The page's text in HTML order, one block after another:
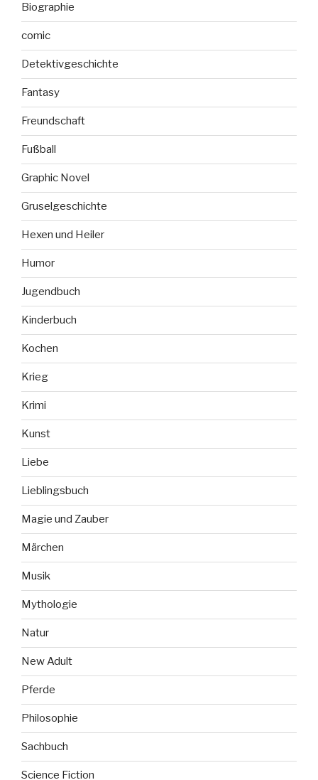
Biographie
comic
Detektivgeschichte
Fantasy
Freundschaft
Fußball
Graphic Novel
Gruselgeschichte
Hexen und Heiler
Humor
Jugendbuch
Kinderbuch
Kochen
Krieg
Krimi
Kunst
Liebe
Lieblingsbuch
Magie und Zauber
Märchen
Musik
Mythologie
Natur
New Adult
Pferde
Philosophie
Sachbuch
Science Fiction